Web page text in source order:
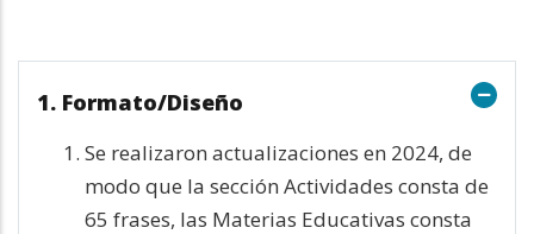
1. Formato/Diseño
Se realizaron actualizaciones en 2024, de
modo que la sección Actividades consta de
65 frases, las Materias Educativas consta